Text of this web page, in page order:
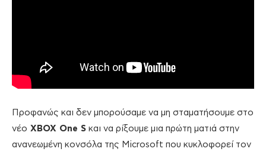
Προφανώς και δεν μπορούσαμε να μη σταματήσουμε στο
νέο XBOX One S και να ρίξουμε μια πρώτη ματιά στην
ανανεωμένη κονσόλα της Microsoft που κυκλοφορεί τον